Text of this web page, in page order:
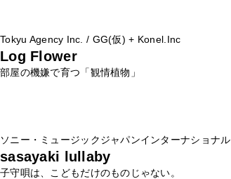
Tokyu Agency Inc. / GG(仮) + Konel.Inc
Log Flower
部屋の機嫌で育つ「観情植物」
ソニー・ミュージックジャパンインターナショナル
sasayaki lullaby
子守唄は、こどもだけのものじゃない。